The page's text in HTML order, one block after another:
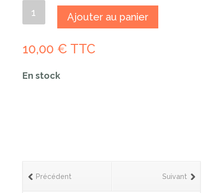
de
Rainette
Ajouter au panier
10,00 € TTC
En stock
Suivant
Précédent